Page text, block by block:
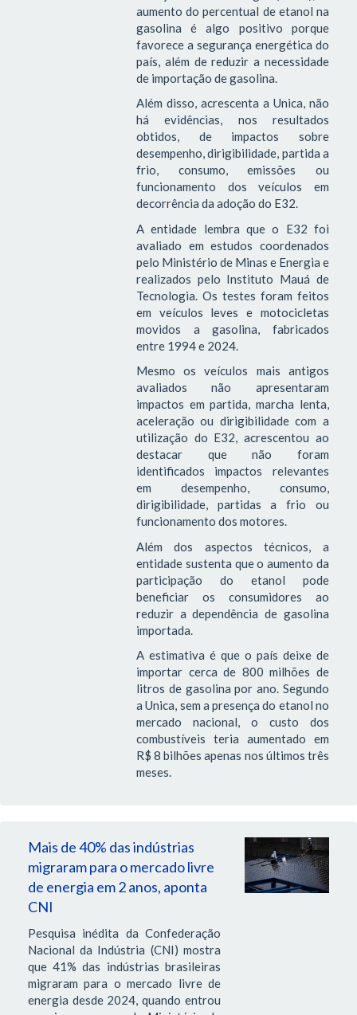
aumento do percentual de etanol na
gasolina é algo positivo porque
favorece a segurança energética do
país, além de reduzir a necessidade
de importação de gasolina.
Além disso, acrescenta a Unica, não
há evidências, nos resultados
obtidos, de impactos sobre
desempenho, dirigibilidade, partida a
frio, consumo, emissões ou
funcionamento dos veículos em
decorrência da adoção do E32.
A entidade lembra que o E32 foi
avaliado em estudos coordenados
pelo Ministério de Minas e Energia e
realizados pelo Instituto Mauá de
Tecnologia. Os testes foram feitos
em veículos leves e motocicletas
movidos a gasolina, fabricados
entre 1994 e 2024.
Mesmo os veículos mais antigos
avaliados não apresentaram
impactos em partida, marcha lenta,
aceleração ou dirigibilidade com a
utilização do E32, acrescentou ao
destacar que não foram
identificados impactos relevantes
em desempenho, consumo,
dirigibilidade, partidas a frio ou
funcionamento dos motores.
Além dos aspectos técnicos, a
entidade sustenta que o aumento da
participação do etanol pode
beneficiar os consumidores ao
reduzir a dependência de gasolina
importada.
A estimativa é que o país deixe de
importar cerca de 800 milhões de
litros de gasolina por ano. Segundo
a Unica, sem a presença do etanol no
mercado nacional, o custo dos
combustíveis teria aumentado em
R$ 8 bilhões apenas nos últimos três
meses.
Mais de 40% das indústrias
migraram para o mercado livre
de energia em 2 anos, aponta
CNI
Pesquisa inédita da Confederação
Nacional da Indústria (CNI) mostra
que 41% das indústrias brasileiras
migraram para o mercado livre de
energia desde 2024, quando entrou